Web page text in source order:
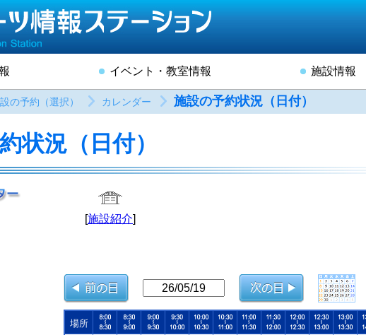
イベント・教室情報 施設情報
の予約（選択） カレンダー 施設の予約状況（日付）
状況（日付）
[施設紹介]
場所